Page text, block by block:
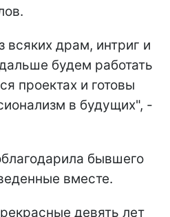
драм, интриг и
будем работать
проектах и готовы
в будущих", -
бывшего
вместе.
девять лет